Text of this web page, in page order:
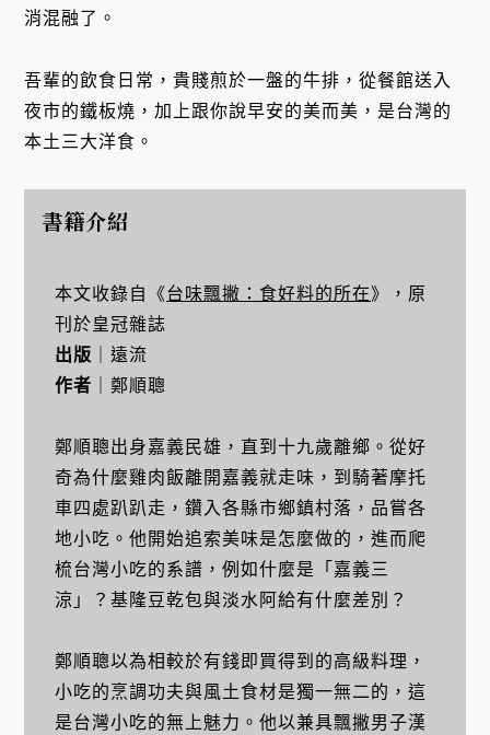
消混融了。
吾輩的飲食日常，貴賤煎於一盤的牛排，從餐館送入
夜市的鐵板燒，加上跟你說早安的美而美，是台灣的
本土三大洋食。
書籍介紹
本文收錄自《台味飄撇：食好料的所在》，原
刊於皇冠雜誌
出版 ｜遠流
作者 ｜鄭順聰
鄭順聰出身嘉義民雄，直到十九歲離鄉。從好
奇為什麼雞肉飯離開嘉義就走味，到騎著摩托
車四處趴趴走，鑽入各縣市鄉鎮村落，品嘗各
地小吃。他開始追索美味是怎麼做的，進而爬
梳台灣小吃的系譜，例如什麼是「嘉義三
涼」？基隆豆乾包與淡水阿給有什麼差別？
鄭順聰以為相較於有錢即買得到的高級料理，
小吃的烹調功夫與風土食材是獨一無二的，這
是台灣小吃的無上魅力。他以兼具飄撇男子漢